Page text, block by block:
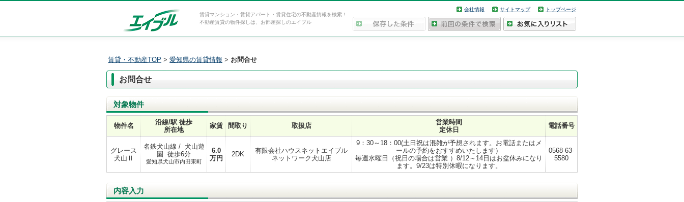
賃貸マンション・賃貸アパート・賃貸住宅の不動産情報を検索！
不動産賃貸の物件探しは、お部屋探しのエイブル
会社情報 サイトマップ トップページ
賃貸・不動産TOP > 愛知県の賃貸情報 > お問合せ
お問合せ
対象物件
物件名
沿線/駅 徒歩
所在地
家賃 間取り 取扱店
営業時間
定休日
電話番号
グレース
犬山Ⅱ
名鉄犬山線 / 犬山遊
園 徒歩6分
愛知県犬山市内田東町
6.0
万円
2DK
有限会社ハウスネットエイブル
ネットワーク犬山店
9：30～18：00(土日祝は混雑が予想されます。お電話またはメ
ールの予約をおすすめいたします）
毎週水曜日（祝日の場合は営業 ）8/12～14日はお盆休みになり
ます。9/23は特別休暇になります。
0568-63-
5580
内容入力